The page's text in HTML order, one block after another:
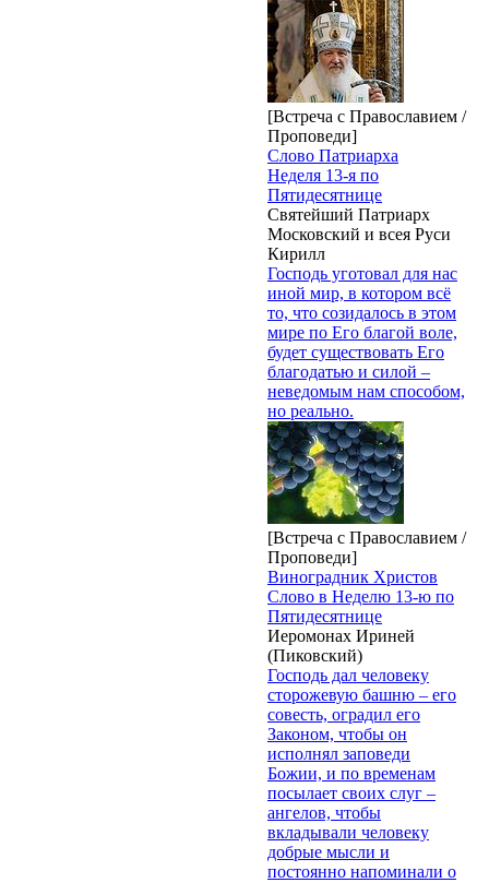
[Встреча с Православием /
Проповеди]
Слово Патриарха
Неделя 13-я по
Пятидесятнице
Святейший Патриарх
Московский и всея Руси
Кирилл
Господь уготовал для нас
иной мир, в котором всё
то, что созидалось в этом
мире по Его благой воле,
будет существовать Его
благодатью и силой –
неведомым нам способом,
но реально.
[Встреча с Православием /
Проповеди]
Виноградник Христов
Слово в Неделю 13-ю по
Пятидесятнице
Иеромонах Ириней
(Пиковский)
Господь дал человеку
сторожевую башню – его
совесть, оградил его
Законом, чтобы он
исполнял заповеди
Божии, и по временам
посылает своих слуг –
ангелов, чтобы
вкладывали человеку
добрые мысли и
постоянно напоминали о